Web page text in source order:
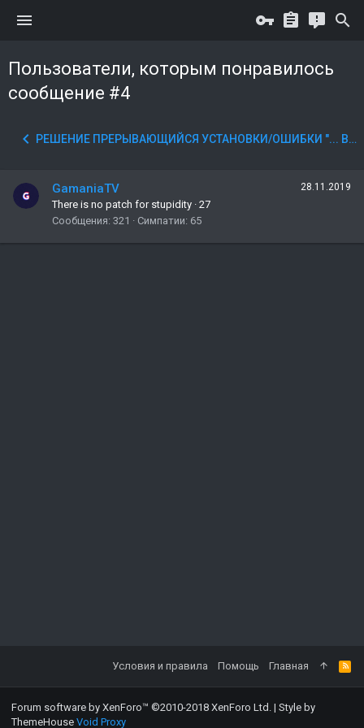
Пользователи, которым понравилось
сообщение #4
РЕШЕНИЕ ПРЕРЫВАЮЩИЙСЯ УСТАНОВКИ/ОШИБКИ "... BOOTSTRAP.NODE IS NOT VALID WIN32 APPLICATION" И ДРУГИМИ. УСТАНОВКА ЛАУНЧЕРА ДЛЯ 32(Х86)БИТ WINDOWS
28.11.2019
GamaniaTV
There is no patch for stupidity · 27
Сообщения 321 Симпатии 65
Условия и правила Помощь Главная
Forum software by XenForo™ ©2010-2018 XenForo Ltd. | Style by
ThemeHouse Void Proxy